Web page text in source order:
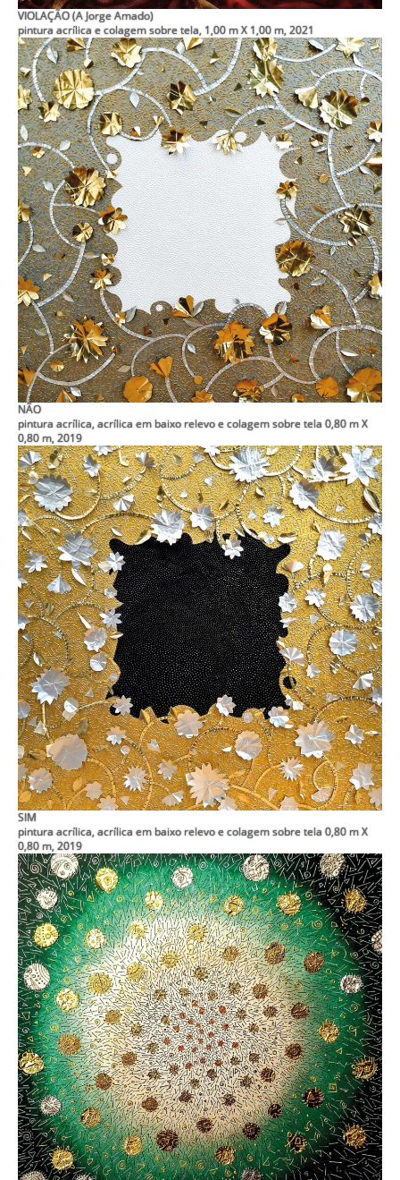
VIOLAÇÃO (A Jorge Amado)
pintura acrílica e colagem sobre tela, 1,00 m X 1,00 m, 2021
NÃO
pintura acrílica, acrílica em baixo relevo e colagem sobre tela 0,80 m X
0,80 m, 2019
SIM
pintura acrílica, acrílica em baixo relevo e colagem sobre tela 0,80 m X
0,80 m, 2019